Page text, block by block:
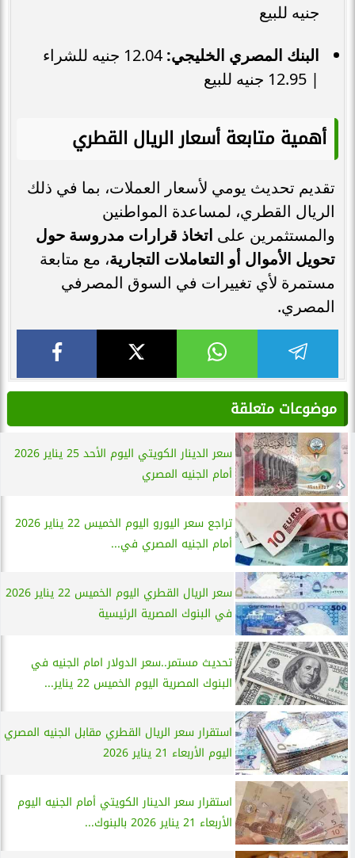
جنيه للبيع
البنك المصري الخليجي:
12.04 جنيه للشراء
| 12.95 جنيه للبيع
أهمية متابعة أسعار الريال القطري
تقديم تحديث يومي لأسعار العملات، بما في ذلك
الريال القطري، لمساعدة المواطنين
والمستثمرين على اتخاذ قرارات مدروسة حول
تحويل الأموال أو التعاملات التجارية، مع متابعة
مستمرة لأي تغييرات في السوق المصرفي
المصري.
موضوعات متعلقة
سعر الدينار الكويتي اليوم الأحد 25 يناير 2026
أمام الجنيه المصري
تراجع سعر اليورو اليوم الخميس 22 يناير 2026
أمام الجنيه المصري في...
سعر الريال القطري اليوم الخميس 22 يناير 2026
في البنوك المصرية الرئيسية
تحديث مستمر..سعر الدولار امام الجنيه في
البنوك المصرية اليوم الخميس 22 يناير...
استقرار سعر الريال القطري مقابل الجنيه المصري
اليوم الأربعاء 21 يناير 2026
استقرار سعر الدينار الكويتي أمام الجنيه اليوم
الأربعاء 21 يناير 2026 بالبنوك...